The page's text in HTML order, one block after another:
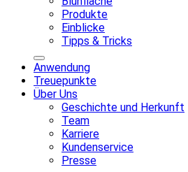
Produkte
Einblicke
Tipps & Tricks
Anwendung
Treuepunkte
Über Uns
Geschichte und Herkunft
Team
Karriere
Kundenservice
Presse